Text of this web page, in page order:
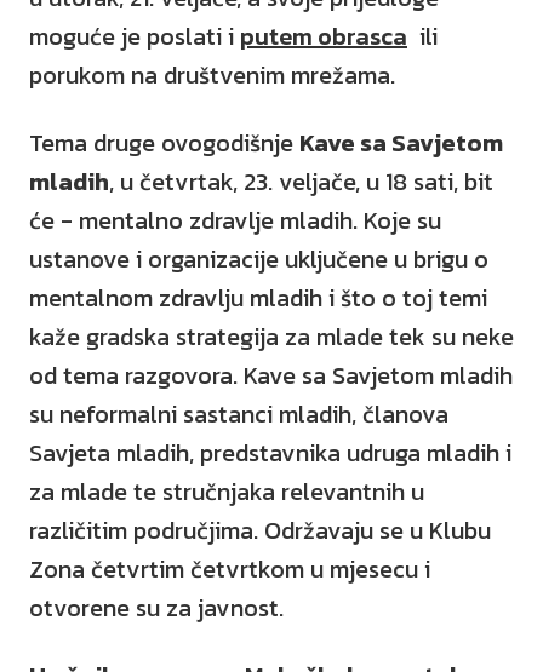
moguće je poslati i putem obrasca ili
porukom na društvenim mrežama.
Tema druge ovogodišnje Kave sa Savjetom
mladih, u četvrtak, 23. veljače, u 18 sati, bit
će - mentalno zdravlje mladih. Koje su
ustanove i organizacije uključene u brigu o
mentalnom zdravlju mladih i što o toj temi
kaže gradska strategija za mlade tek su neke
od tema razgovora. Kave sa Savjetom mladih
su neformalni sastanci mladih, članova
Savjeta mladih, predstavnika udruga mladih i
za mlade te stručnjaka relevantnih u
različitim područjima. Održavaju se u Klubu
Zona četvrtim četvrtkom u mjesecu i
otvorene su za javnost.